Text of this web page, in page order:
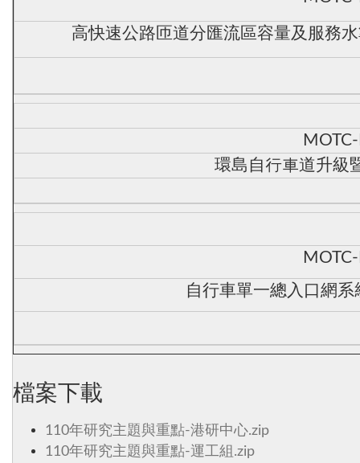
高快速公路匝道分匯流區容量及服務
環島自行車道升級
自行車單一總入口網
檔案下載
110年研究主題與重點-港研中心.zip
110年研究主題與重點-運工組.zip